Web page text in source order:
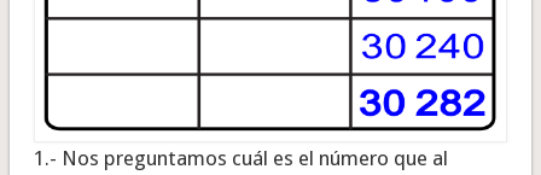
1.- Nos preguntamos cuál es el número que al